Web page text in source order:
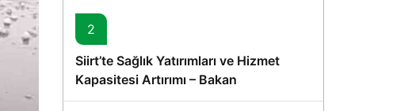
2
Siirt’te Sağlık Yatırımları ve Hizmet
Kapasitesi Artırımı – Bakan
Memişoğlu’nun Ziyareti